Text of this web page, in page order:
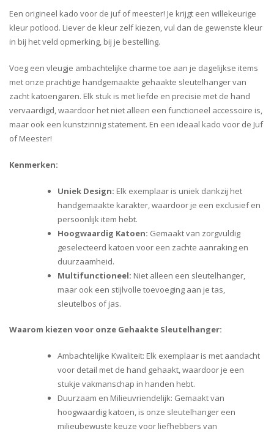
Een origineel kado voor de juf of meester! Je krijgt een willekeurige
kleur potlood. Liever de kleur zelf kiezen, vul dan de gewenste kleur
in bij het veld opmerking, bij je bestelling.
Voeg een vleugje ambachtelijke charme toe aan je dagelijkse items
met onze prachtige handgemaakte gehaakte sleutelhanger van
zacht katoengaren. Elk stuk is met liefde en precisie met de hand
vervaardigd, waardoor het niet alleen een functioneel accessoire is,
maar ook een kunstzinnig statement. En een ideaal kado voor de Juf
of Meester!
Kenmerken:
Uniek Design: Elk exemplaar is uniek dankzij het
handgemaakte karakter, waardoor je een exclusief en
persoonlijk item hebt.
Hoogwaardig Katoen: Gemaakt van zorgvuldig
geselecteerd katoen voor een zachte aanraking en
duurzaamheid.
Multifunctioneel: Niet alleen een sleutelhanger,
maar ook een stijlvolle toevoeging aan je tas,
sleutelbos of jas.
Waarom kiezen voor onze Gehaakte Sleutelhanger:
Ambachtelijke Kwaliteit: Elk exemplaar is met aandacht
voor detail met de hand gehaakt, waardoor je een
stukje vakmanschap in handen hebt.
Duurzaam en Milieuvriendelijk: Gemaakt van
hoogwaardig katoen, is onze sleutelhanger een
milieubewuste keuze voor liefhebbers van